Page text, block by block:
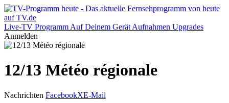
Live-TV Programm Auf Deinem Gerät Aufnahmen Upgrades
Anmelden
12/13 Météo régionale
Nachrichten FacebookXE-Mail